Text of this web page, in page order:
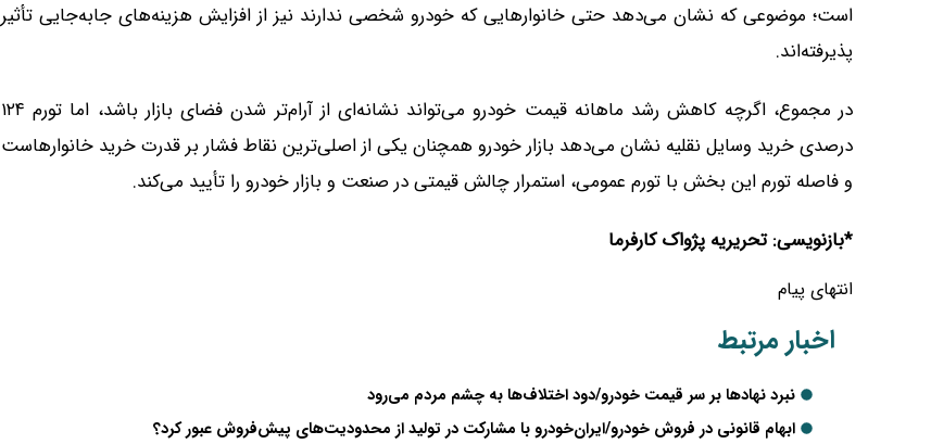
است؛ موضوعی که نشان می‌دهد حتی خانوارهایی که خودرو شخصی ندارند نیز از افزایش هزینه‌های جابه‌جایی تأثیر
پذیرفته‌اند.
در مجموع، اگرچه کاهش رشد ماهانه قیمت خودرو می‌تواند نشانه‌ای از آرام‌تر شدن فضای بازار باشد، اما تورم ۱۲۴
درصدی خرید وسایل نقلیه نشان می‌دهد بازار خودرو همچنان یکی از اصلی‌ترین نقاط فشار بر قدرت خرید خانوارهاست
و فاصله تورم این بخش با تورم عمومی، استمرار چالش قیمتی در صنعت و بازار خودرو را تأیید می‌کند.
*بازنویسی: تحریریه پژواک کارفرما
انتهای پیام
اخبار مرتبط
نبرد نهادها بر سر قیمت خودرو/دود اختلاف‌ها به چشم مردم می‌رود
ابهام قانونی در فروش خودرو/ایران‌خودرو با مشارکت در تولید از محدودیت‌های پیش‌فروش عبور کرد؟